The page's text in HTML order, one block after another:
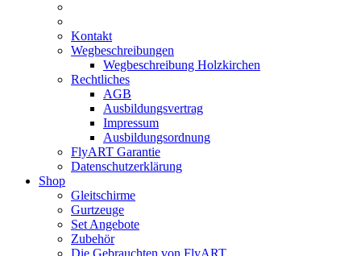
Kontakt
Wegbeschreibungen
Wegbeschreibung Holzkirchen
Rechtliches
AGB
Ausbildungsvertrag
Impressum
Ausbildungsordnung
FlyART Garantie
Datenschutzerklärung
Shop
Gleitschirme
Gurtzeuge
Set Angebote
Zubehör
Die Gebrauchten von FlyART